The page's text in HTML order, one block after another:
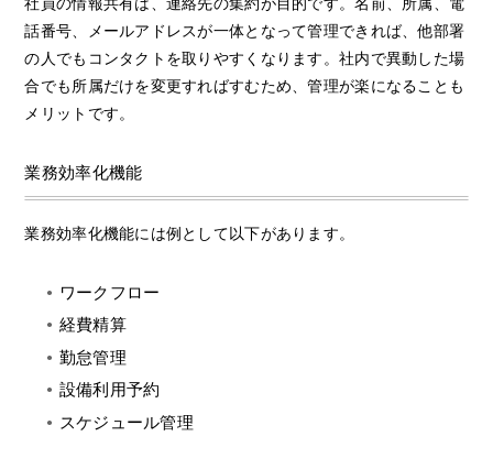
話番号、メールアドレスが一体となって管理できれば、他部署
の人でもコンタクトを取りやすくなります。社内で異動した場
合でも所属だけを変更すればすむため、管理が楽になることも
メリットです。
業務効率化機能
業務効率化機能には例として以下があります。
ワークフロー
経費精算
勤怠管理
設備利用予約
スケジュール管理